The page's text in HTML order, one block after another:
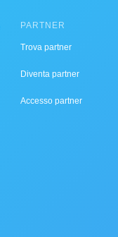
PARTNER
Trova partner
Diventa partner
Accesso partner